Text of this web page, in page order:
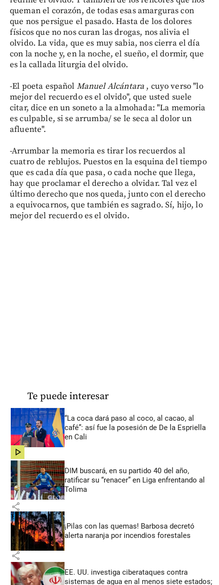
queman el corazón, de todas esas amarguras con
que nos persigue el pasado. Hasta de los dolores
físicos que no nos curan las drogas, nos alivia el
olvido. La vida, que es muy sabia, nos cierra el día
con la noche y, en la noche, el sueño, el dormir, que
es la callada liturgia del olvido.
-El poeta español Manuel Alcántara , cuyo verso "lo
mejor del recuerdo es el olvido", que usted suele
citar, dice en un soneto a la almohada: "La memoria
es culpable, si se arrumba/ se le seca al dolor un
afluente".
-Arrumbar la memoria es tirar los recuerdos al
cuatro de reblujos. Puestos en la esquina del tiempo
que es cada día que pasa, o cada noche que llega,
hay que proclamar el derecho a olvidar. Tal vez el
último derecho que nos queda, junto con el derecho
a equivocarnos, que también es sagrado. Sí, hijo, lo
mejor del recuerdo es el olvido.
Te puede interesar
“La coca dará paso al coco, al cacao, al
café”: así fue la posesión de De la Espriella
en Cali
share
DIM buscará, en su partido 40 del año,
ratificar su “renacer” en Liga enfrentando al
Tolima
share
¡Pilas con las quemas! Barbosa decretó
alerta naranja por incendios forestales
share
EE. UU. investiga ciberataques contra
sistemas de agua en al menos siete estados;